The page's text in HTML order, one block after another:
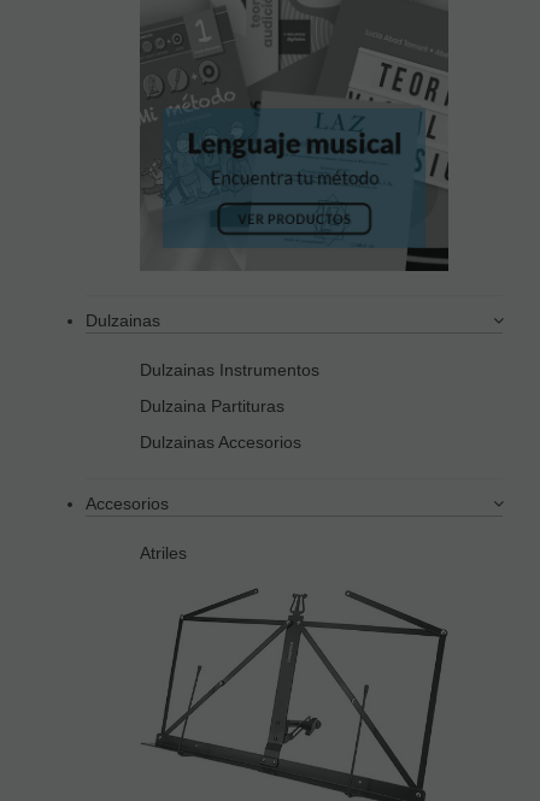
Dulzainas
Dulzainas Instrumentos
Dulzaina Partituras
Dulzainas Accesorios
Accesorios
Atriles